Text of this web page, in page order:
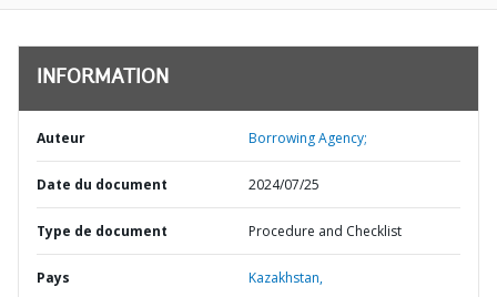
INFORMATION
Auteur Borrowing Agency;
Date du document 2024/07/25
Type de document Procedure and Checklist
Pays Kazakhstan,